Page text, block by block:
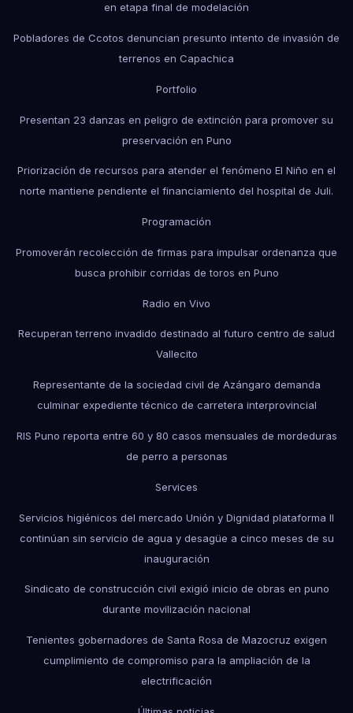
en etapa final de modelación
Pobladores de Ccotos denuncian presunto intento de invasión de
terrenos en Capachica
Portfolio
Presentan 23 danzas en peligro de extinción para promover su
preservación en Puno
Priorización de recursos para atender el fenómeno El Niño en el
norte mantiene pendiente el financiamiento del hospital de Juli.
Programación
Promoverán recolección de firmas para impulsar ordenanza que
busca prohibir corridas de toros en Puno
Radio en Vivo
Recuperan terreno invadido destinado al futuro centro de salud
Vallecito
Representante de la sociedad civil de Azángaro demanda
culminar expediente técnico de carretera interprovincial
RIS Puno reporta entre 60 y 80 casos mensuales de mordeduras
de perro a personas
Services
Servicios higiénicos del mercado Unión y Dignidad plataforma II
continúan sin servicio de agua y desagüe a cinco meses de su
inauguración
Sindicato de construcción civil exigió inicio de obras en puno
durante movilización nacional
Tenientes gobernadores de Santa Rosa de Mazocruz exigen
cumplimiento de compromiso para la ampliación de la
electrificación